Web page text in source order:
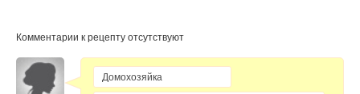
Комментарии к рецепту отсутствуют